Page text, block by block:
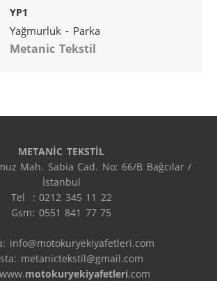
YP1
Yağmurluk - Parka
Metanic Tekstil
METANİC TEKSTİL
Mah. Sabia Cad. No: 66/B Bağcılar /
İstanbul
Tel  : 0212 345 11 22
Gsm: 0551 841 77 75
info@motokuryekiyafetleri.com
metanictekstil@gmail.com
motokuryekiyafetleri.com